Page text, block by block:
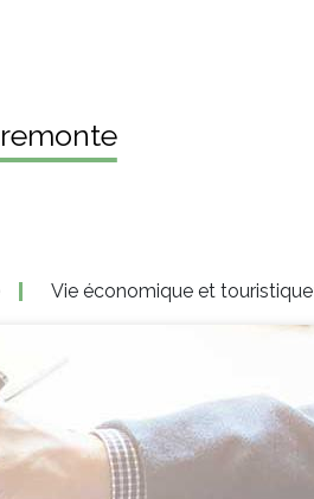
Vie économique et touristique